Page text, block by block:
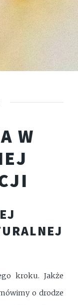
W
kroku. Jakże
o drodze